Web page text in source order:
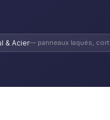
& Acier— panneaux laqués,